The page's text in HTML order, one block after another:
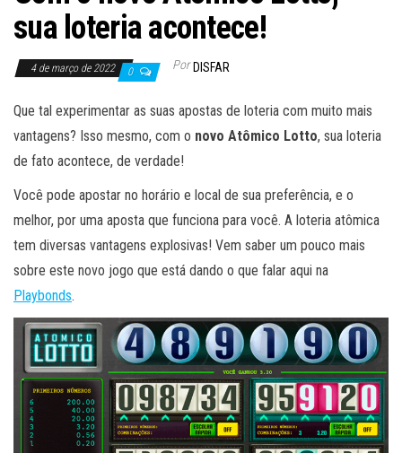
sua loteria acontece!
4 de março de 2022 0 Por DISFAR
Que tal experimentar as suas apostas de loteria com muito mais
vantagens? Isso mesmo, com o novo Atômico Lotto, sua loteria
de fato acontece, de verdade!
Você pode apostar no horário e local de sua preferência, e o
melhor, por uma aposta que funciona para você. A loteria atômica
tem diversas vantagens explosivas! Vem saber um pouco mais
sobre este novo jogo que está dando o que falar aqui na
Playbonds.